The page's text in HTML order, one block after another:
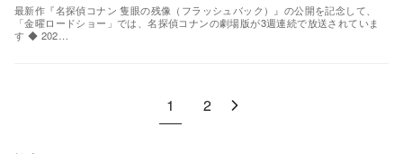
最新作『名探偵コナン 隻眼の残像（フラッシュバック）』の公開を記念して、
「金曜ロードショー」では、名探偵コナンの劇場版が3週連続で放送されていま
す ◆ 202…
1 2